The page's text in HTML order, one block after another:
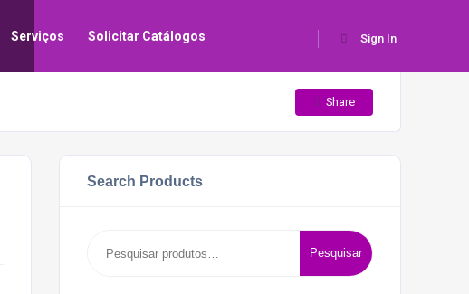
Sign In
Serviços Solicitar Catálogos
Share
Search Products
por:
Pesquisar